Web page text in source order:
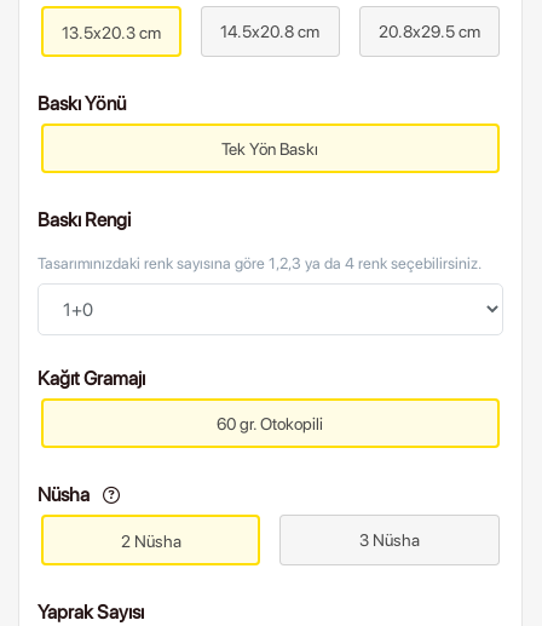
13.5x20.3 cm 14.5x20.8 cm 20.8x29.5 cm
Baskı Yönü
Tek Yön Baskı
Baskı Rengi
Tasarımınızdaki renk sayısına göre 1,2,3 ya da 4 renk seçebilirsiniz.
Kağıt Gramajı
60 gr. Otokopili
Nüsha
2 Nüsha 3 Nüsha
Yaprak Sayısı